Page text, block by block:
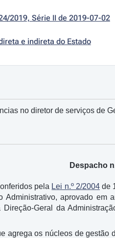
2019, Série II de 2019-07-02
e indireta do Estado
no diretor de serviços de
Despacho
pela Lei n.º 2/2004de
Administrativo, aprovado em
Geral da
agrega os núcleos de